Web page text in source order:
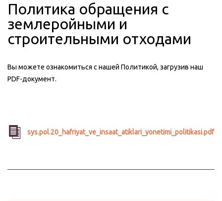
Политика обращения с
землеройными и
строительными отходами
Вы можете ознакомиться с нашей Политикой, загрузив наш
PDF-документ.
sys.pol.20_hafriyat_ve_insaat_atiklari_yonetimi_politikasi.pdf